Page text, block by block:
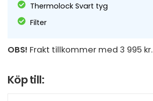
Thermolock Svart tyg
Filter
OBS! Frakt tillkommer med 3 995 kr.
Köp till: